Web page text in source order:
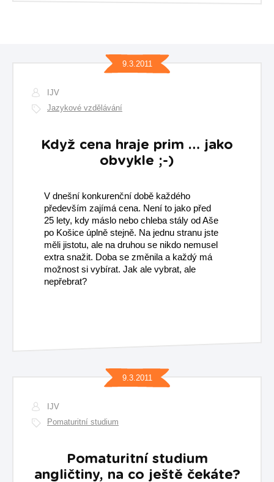
9.3.2011
IJV
Jazykové vzdělávání
Když cena hraje prim … jako
obvykle ;-)
V dnešní konkurenční době každého
především zajímá cena. Není to jako před
25 lety, kdy máslo nebo chleba stály od Aše
po Košice úplně stejně. Na jednu stranu jste
měli jistotu, ale na druhou se nikdo nemusel
extra snažit. Doba se změnila a každý má
možnost si vybírat. Jak ale vybrat, ale
nepřebrat?
9.3.2011
IJV
Pomaturitní studium
Pomaturitní studium
angličtiny, na co ještě čekáte?